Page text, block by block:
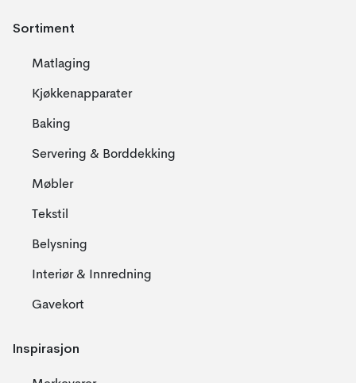
Sortiment
Matlaging
Kjøkkenapparater
Baking
Servering & Borddekking
Møbler
Tekstil
Belysning
Interiør & Innredning
Gavekort
Inspirasjon